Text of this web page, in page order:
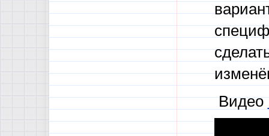
Видео